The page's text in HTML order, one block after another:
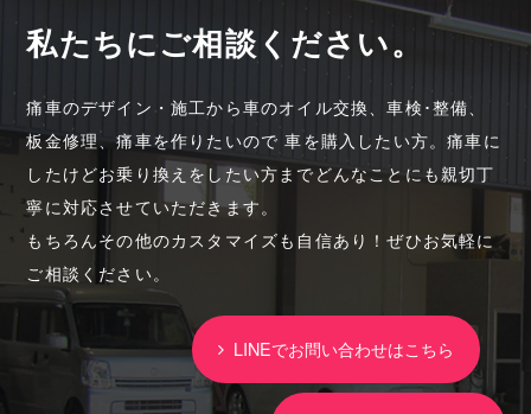
私たちにご相談ください。
痛車のデザイン・施工から車のオイル交換、車検･整備、
板金修理、痛車を作りたいので 車を購入したい方。痛車に
したけどお乗り換えをしたい方までどんなことにも親切丁
寧に対応させていただきます。
もちろんその他のカスタマイズも自信あり！ぜひお気軽に
ご相談ください。
LINEでお問い合わせはこちら